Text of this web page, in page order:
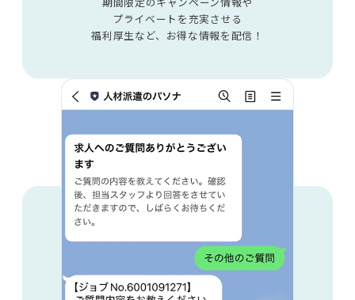
プライベートを充実させる
福利厚生など、お得な情報を配信！